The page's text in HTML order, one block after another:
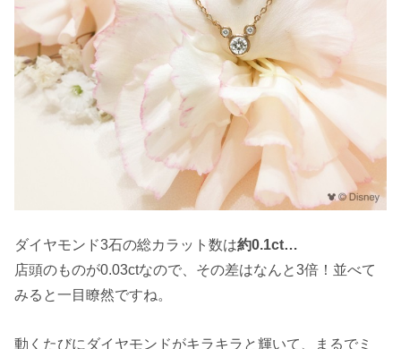
ダイヤモンド3石の総カラット数は約0.1ct…
店頭のものが0.03ctなので、その差はなんと3倍！並べて
みると一目瞭然ですね。
動くたびにダイヤモンドがキラキラと輝いて、まるでミ